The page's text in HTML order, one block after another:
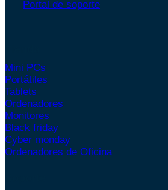
Portal de soporte
Mini PCs
Portátiles
Tablets
Ordenadores
Monitores
Black friday
Cyber monday
Ordenadores de Oficina